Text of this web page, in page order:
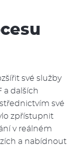
své služby
a dalších
své
zpřístupnit
v reálném
a nabídnout